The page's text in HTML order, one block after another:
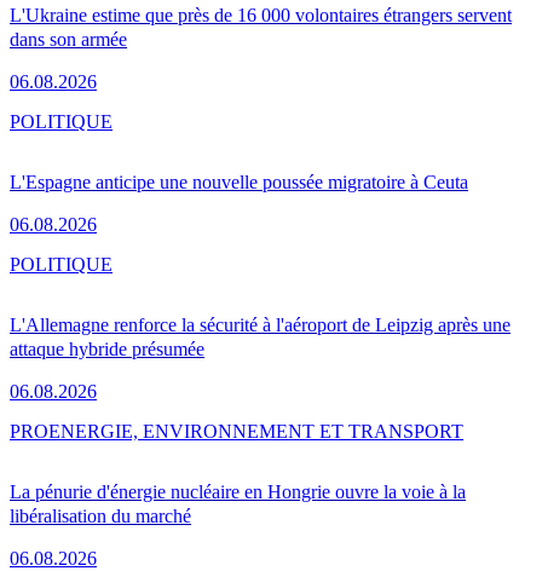
L'Ukraine estime que près de 16 000 volontaires étrangers servent
dans son armée
06.08.2026
L'Espagne anticipe une nouvelle poussée migratoire à Ceuta
06.08.2026
POLITIQUE
L'Allemagne renforce la sécurité à l'aéroport de Leipzig après une
attaque hybride présumée
06.08.2026
POLITIQUE
La pénurie d'énergie nucléaire en Hongrie ouvre la voie à la
libéralisation du marché
06.08.2026
PROENERGIE, ENVIRONNEMENT ET TRANSPORT